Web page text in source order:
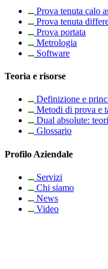
Prova tenuta calo
Prova tenuta
Prova portata
Metrologia
Software
Teoria e risorse
Definizione e
Metodi di prova e
Dual absolute:
Glossario
Profilo Aziendale
Servizi
Chi siamo
News
Video